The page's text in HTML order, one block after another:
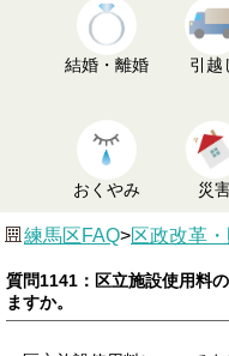
結婚・離婚 引越
おくやみ 災
練馬区FAQ>区政改革
質問1141：区立施設使用料
ますか。